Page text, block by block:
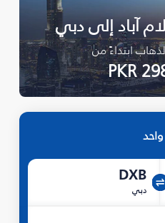
آباد إلى دبي
ابتداءً من
واحد
DXB
دبي